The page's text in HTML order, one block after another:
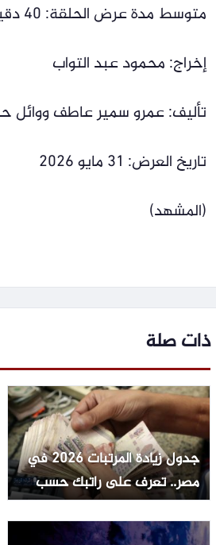
متوسط مدة عرض الحلقة: 40 دقيقة
إخراج: محمود عبد التواب
تأليف: عمرو سمير عاطف ووائل
تاريخ العرض: 31 مايو 2026
(المشهد)
ذات صلة
جدول زيادة المرتبات 2026 في
مصر.. تعرف على راتبك حسب
الدرجة الوظيفية